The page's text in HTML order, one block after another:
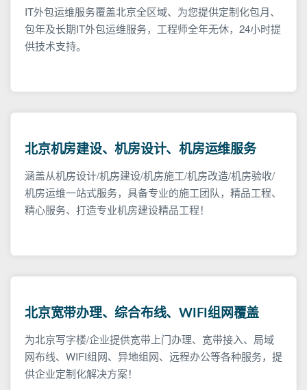
IT外包运维服务覆盖北京全区域、为您提供定制化包月、
包年及长期IT外包运维服务，工程师全年无休，24小时提
供技术支持。
北京机房建设、机房设计、机房运维服务
涵盖从机房设计/机房建设/机房施工/机房改造/机房验收/
机房运维一站式服务，具备专业的施工团队，精品工程、
精心服务、打造专业机房建设精品工程！
北京宽带办理、综合布线、WIFI组网覆盖
为北京写字楼/企业提供宽带上门办理、宽带接入、局域
网布线、WIFI组网、异地组网、远程办公等各种服务，提
供企业定制化解决方案！